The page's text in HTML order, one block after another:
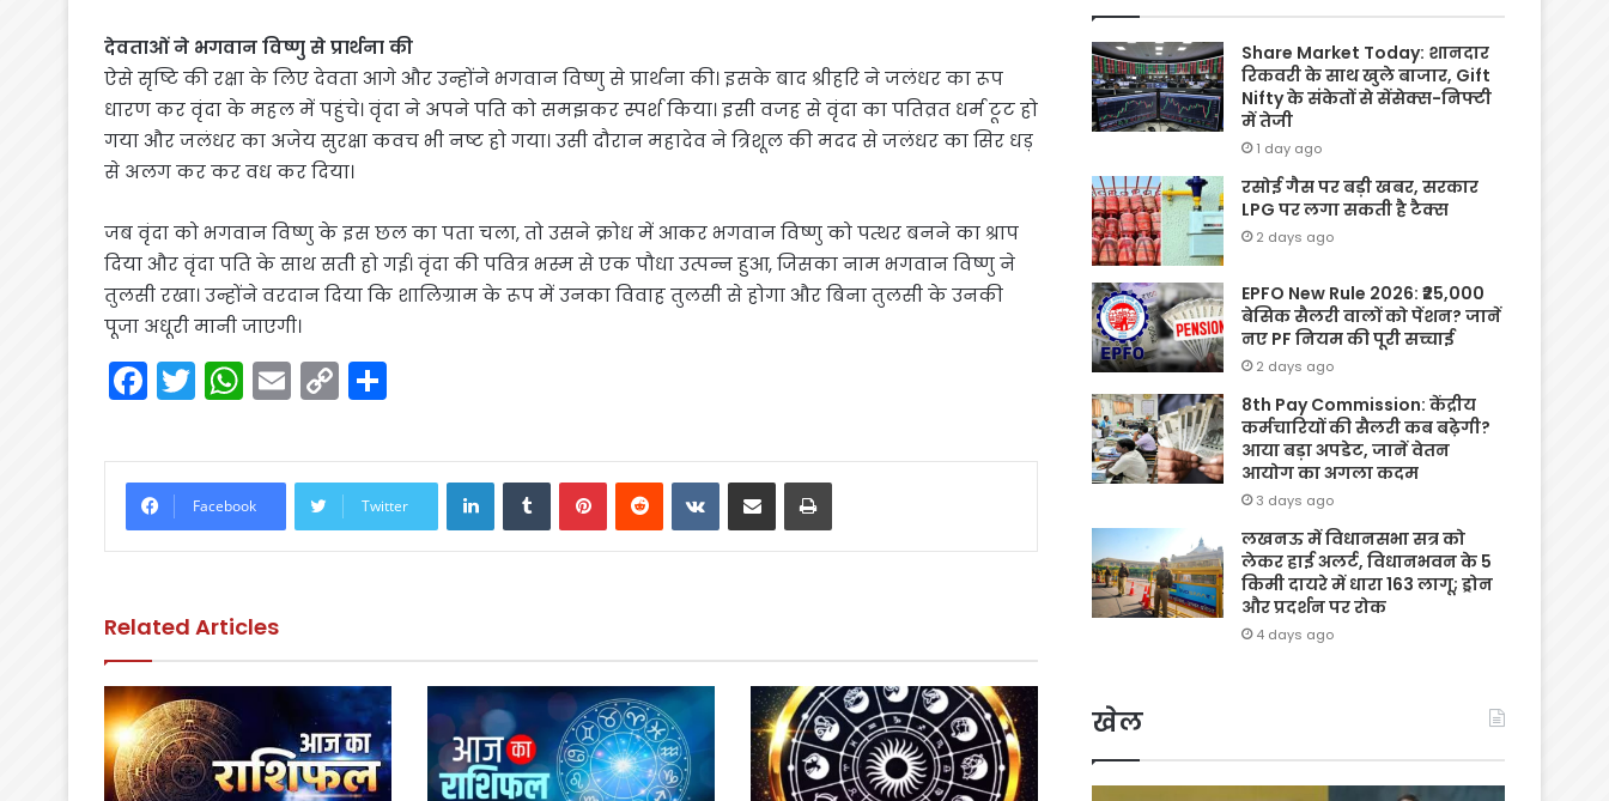
देवताओं ने भगवान विष्णु से प्रार्थना की
ऐसे सृष्टि की रक्षा के लिए देवता आगे और उन्होंने भगवान विष्णु से प्रार्थना की। इसके बाद श्रीहरि ने जलंधर का रूप
धारण कर वृंदा के महल में पहुंचे। वृंदा ने अपने पति को समझकर स्पर्श किया। इसी वजह से वृंदा का पतिव्रत धर्म टूट हो
गया और जलंधर का अजेय सुरक्षा कवच भी नष्ट हो गया। उसी दौरान महादेव ने त्रिशूल की मदद से जलंधर का सिर धड़
से अलग कर कर वध कर दिया।
जब वृंदा को भगवान विष्णु के इस छल का पता चला, तो उसने क्रोध में आकर भगवान विष्णु को पत्थर बनने का श्राप
दिया और वृंदा पति के साथ सती हो गई। वृंदा की पवित्र भस्म से एक पौधा उत्पन्न हुआ, जिसका नाम भगवान विष्णु ने
तुलसी रखा। उन्होंने वरदान दिया कि शालिग्राम के रूप में उनका विवाह तुलसी से होगा और बिना तुलसी के उनकी
पूजा अधूरी मानी जाएगी।
F
a
c
e
b
o
k
T
w
itt
er
W
h
a
ts
A
p
E
m
ai
l
C
o
p
y
Li
ar
e
Facebook Twitter
LinkedInTumblrPinterestReddit VKontakte
Share via Email Print
Related Articles
Share Market Today: शानदार
रिकवरी के साथ खुले बाजार, Gift
Nifty के संकेतों से सेंसेक्स-निफ्टी
में तेजी
1 day ago
रसोई गैस पर बड़ी खबर, सरकार
LPG पर लगा सकती है टैक्स
2 days ago
EPFO New Rule 2026: ₹25,000
बेसिक सैलरी वालों को पेंशन? जानें
नए PF नियम की पूरी सच्चाई
2 days ago
8th Pay Commission: केंद्रीय
कर्मचारियों की सैलरी कब बढ़ेगी?
आया बड़ा अपडेट, जानें वेतन
आयोग का अगला कदम
3 days ago
लखनऊ में विधानसभा सत्र को
लेकर हाई अलर्ट, विधानभवन के 5
किमी दायरे में धारा 163 लागू; ड्रोन
और प्रदर्शन पर रोक
4 days ago
खेल